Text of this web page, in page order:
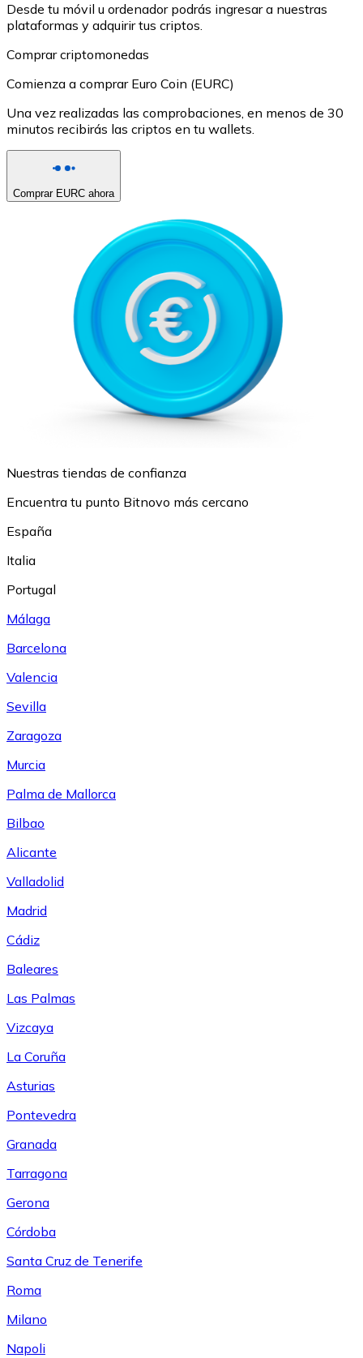
Desde tu móvil u ordenador podrás ingresar a nuestras
plataformas y adquirir tus criptos.
Comprar criptomonedas
Comienza a comprar Euro Coin (EURC)
Una vez realizadas las comprobaciones, en menos de 30
minutos recibirás las criptos en tu wallets.
Comprar EURC ahora
Nuestras tiendas de confianza
Encuentra tu punto Bitnovo más cercano
España
Italia
Portugal
Málaga
Barcelona
Valencia
Sevilla
Zaragoza
Murcia
Palma de Mallorca
Bilbao
Alicante
Valladolid
Madrid
Cádiz
Baleares
Las Palmas
Vizcaya
La Coruña
Asturias
Pontevedra
Granada
Tarragona
Gerona
Córdoba
Santa Cruz de Tenerife
Roma
Milano
Napoli